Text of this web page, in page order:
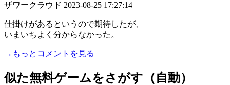
ザワークラウド 2023-08-25 17:27:14
仕掛けがあるというので期待したが、
いまいちよく分からなかった。
→もっとコメントを見る
似た無料ゲームをさがす（自動）